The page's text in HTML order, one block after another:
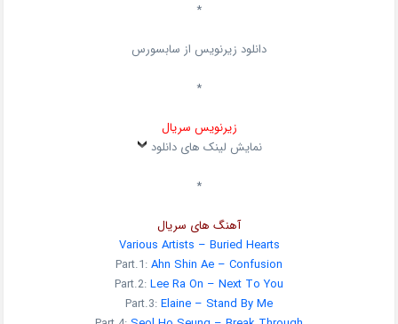
*
دانلود زیرنویس از سابسورس
*
زیرنویس سریال
نمایش لینک های دانلود
*
آهنگ های سریال
Various Artists – Buried Hearts
Part.1:Ahn Shin Ae – Confusion
Part.2:Lee Ra On – Next To You
Part.3:Elaine – Stand By Me